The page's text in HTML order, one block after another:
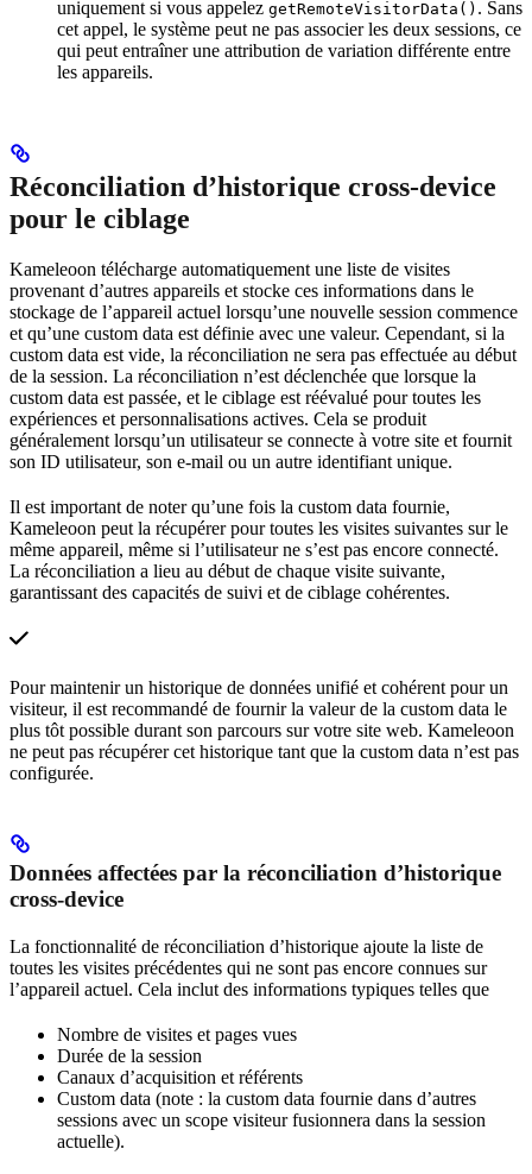
uniquement si vous appelez getRemoteVisitorData() . Sans
cet appel, le système peut ne pas associer les deux sessions, ce
qui peut entraîner une attribution de variation différente entre
les appareils.
Réconciliation d’historique cross-device
pour le ciblage
Kameleoon télécharge automatiquement une liste de visites
provenant d’autres appareils et stocke ces informations dans le
stockage de l’appareil actuel lorsqu’une nouvelle session commence
et qu’une custom data est définie avec une valeur. Cependant, si la
custom data est vide, la réconciliation ne sera pas effectuée au début
de la session. La réconciliation n’est déclenchée que lorsque la
custom data est passée, et le ciblage est réévalué pour toutes les
expériences et personnalisations actives. Cela se produit
généralement lorsqu’un utilisateur se connecte à votre site et fournit
son ID utilisateur, son e-mail ou un autre identifiant unique.
Il est important de noter qu’une fois la custom data fournie,
Kameleoon peut la récupérer pour toutes les visites suivantes sur le
même appareil, même si l’utilisateur ne s’est pas encore connecté.
La réconciliation a lieu au début de chaque visite suivante,
garantissant des capacités de suivi et de ciblage cohérentes.
Pour maintenir un historique de données unifié et cohérent pour un
visiteur, il est recommandé de fournir la valeur de la custom data le
plus tôt possible durant son parcours sur votre site web. Kameleoon
ne peut pas récupérer cet historique tant que la custom data n’est pas
configurée.
Données affectées par la réconciliation d’historique
cross-device
La fonctionnalité de réconciliation d’historique ajoute la liste de
toutes les visites précédentes qui ne sont pas encore connues sur
l’appareil actuel. Cela inclut des informations typiques telles que
Nombre de visites et pages vues
Durée de la session
Canaux d’acquisition et référents
Custom data (note : la custom data fournie dans d’autres
sessions avec un scope visiteur fusionnera dans la session
actuelle).